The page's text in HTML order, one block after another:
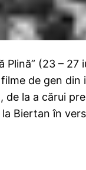
Plină” (23 – 27
de gen din
de la a cărui
Biertan în